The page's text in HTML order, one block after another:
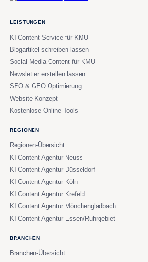
LEISTUNGEN
KI-Content-Service für KMU
Blogartikel schreiben lassen
Social Media Content für KMU
Newsletter erstellen lassen
SEO & GEO Optimierung
Website-Konzept
Kostenlose Online-Tools
REGIONEN
Regionen-Übersicht
KI Content Agentur Neuss
KI Content Agentur Düsseldorf
KI Content Agentur Köln
KI Content Agentur Krefeld
KI Content Agentur Mönchengladbach
KI Content Agentur Essen/Ruhrgebiet
BRANCHEN
Branchen-Übersicht